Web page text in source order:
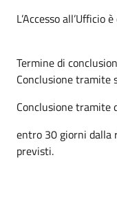
L’Accesso
Termine di
Conclusione tramite
Conclusione tramite
entro 30 giorni dalla
previsti.